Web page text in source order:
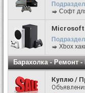
Софт
Microsoft
Xbox
Барахолка - Ремонт
Куплю /